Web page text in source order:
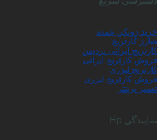
خرید زونکن عمده
شارژ کارتریج
کارتریج ایرانی پردیس
فروش کارتریج ایرانی
کارتریج لیزری
فروش کارتریج لیزری
تعمیر پرینتر
نمایندگی Hp